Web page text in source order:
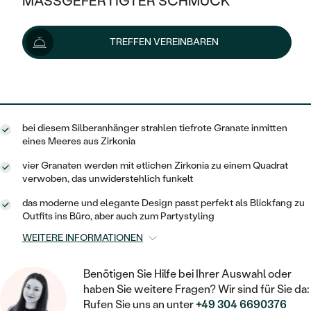
KLASSISCH
V-FORM
VINTAGE
AUSSERGEWÖHNLICHE
VON HAND GRAVIERTE
MIT MEHREREN DIAMANTEN
HALO
VINTAGE
AUSSERGEWÖHNLICH
GESTALTE EINEN RING
DIAMANTEN ZUM EINFASSEN
AUSVERKAUF
WENN SCHMUCK HILFT
NACH TYP
OHRRINGE
RINGE
ANHÄNGER / KETTEN
ARMBÄNDER
SCHMUCKSET
HERRENSCHMUCK
PLATIN
OHRSTECKER
MINIMALISTISCHE
OHRHÄNGER
HERZ
GOLD
SILBER
NACH STYL
SOLITÄR
ZUR GEBURT EINES KINDES
PERSONALISIERT
MIT STERNZEICHEN
MINIMALISTISCH
AUSVERKAUF
GOLD
SILBER
PLATIN
NACH STYL
MEMOIRE
MINIMALISTISCHE
TREFFEN VEREINBAREN
148 €
Lieferoptionen
bei diesem Silberanhänger strahlen tiefrote Granate inmitten
eines Meeres aus Zirkonia
vier Granaten werden mit etlichen Zirkonia zu einem Quadrat
verwoben, das unwiderstehlich funkelt
das moderne und elegante Design passt perfekt als Blickfang zu
Outfits ins Büro, aber auch zum Partystyling
WEITERE INFORMATIONEN
Benötigen Sie Hilfe bei Ihrer Auswahl oder
haben Sie weitere Fragen? Wir sind für Sie da:
Rufen Sie uns an unter+49 304 6690376